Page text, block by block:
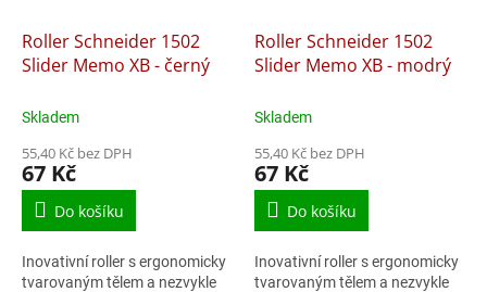
Roller Schneider 1502
Slider Memo XB - černý
Skladem
55,40 Kč bez DPH
67 Kč
Do košíku
Inovativní roller s ergonomicky
tvarovaným tělem a nezvykle
Roller Schneider 1502
Slider Memo XB - modrý
Skladem
55,40 Kč bez DPH
67 Kč
Do košíku
Inovativní roller s ergonomicky
tvarovaným tělem a nezvykle